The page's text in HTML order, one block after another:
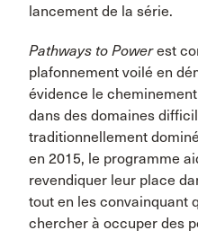
lancement de la série.
Pathways to Powerest
plafonnement voilé en
évidence le
dans des domaines
traditionnellement
en 2015, le programme
revendiquer leur place
tout en les convainquant
chercher à occuper des